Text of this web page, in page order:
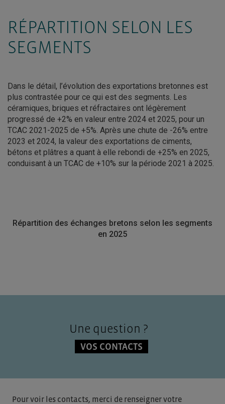
RÉPARTITION SELON LES
SEGMENTS
Dans le détail, l’évolution des exportations bretonnes est
plus contrastée pour ce qui est des segments. Les
céramiques, briques et réfractaires ont légèrement
progressé de +2% en valeur entre 2024 et 2025, pour un
TCAC 2021-2025 de +5%. Après une chute de -26% entre
2023 et 2024, la valeur des exportations de ciments,
bétons et plâtres a quant à elle rebondi de +25% en 2025,
conduisant à un TCAC de +10% sur la période 2021 à 2025.
Répartition des échanges bretons selon les segments
en 2025
Une question ?
VOS CONTACTS
Pour voir les contacts, merci de renseigner votre